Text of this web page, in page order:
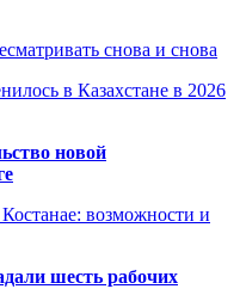
снова и снова
в Казахстане в 2026
новой
возможности и
шесть рабочих